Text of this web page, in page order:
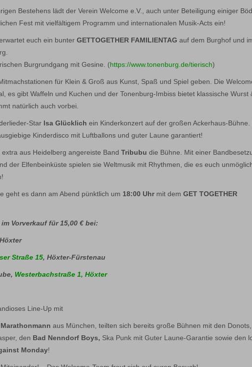
Bestehens lädt der Verein Welcome e.V., auch unter Beteiligung einiger
Fest mit vielfältigem Programm und internationalen Musik-Acts ein!
euch ein bunter GETTOGETHER FAMILIENTAG auf dem Burghof und
Burgrundgang mit Gesine. (https://www.tonenburg.de/tierisch)
für Klein & Groß aus Kunst, Spaß und Spiel geben. Die
es gibt Waffeln und Kuchen und der Tonenburg-Imbiss bietet klassische Wurst
natürlich auch vorbei.
Star Isa Glücklich ein Kinderkonzert auf der großen Ackerhaus-Bühne.
Kinderdisco mit Luftballons und guter Laune garantiert!
aus Heidelberg angereiste Band Tribubu die Bühne. Mit einer
der Elfenbeinküste spielen sie Weltmusik mit Rhythmen, die es euch
geht es dann am Abend pünktlich um 18:00 Uhrmit dem GET TOGETHER
Vorverkauf für 15,00 € bei:
Straße 15, Höxter-Fürstenau
Westerbachstraße 1, Höxter
Line-Up mit
Marathonmann aus München, teilten sich bereits große Bühnen mit den Donots,
den Bad Nenndorf Boys, Ska Punk mit Guter Laune-Garantie sowie den
Monday!